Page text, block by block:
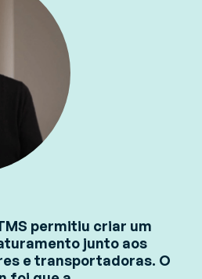
permitiu criar um
junto aos
e transportadoras. O